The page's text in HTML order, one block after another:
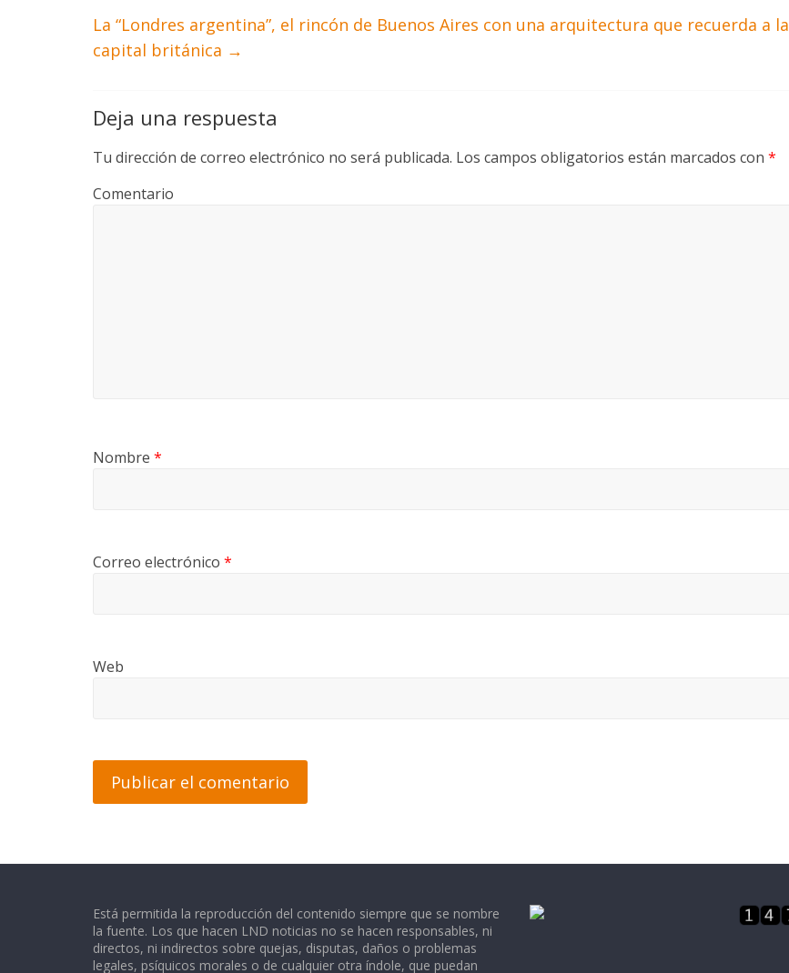
La “Londres argentina”, el rincón de Buenos Aires con una arquitectura que recuerda a la
capital británica →
Deja una respuesta
Tu dirección de correo electrónico no será publicada. Los campos obligatorios están marcados con *
Comentario
Nombre *
Correo electrónico *
Web
Está permitida la reproducción del contenido siempre que se nombre
la fuente. Los que hacen LND noticias no se hacen responsables, ni
directos, ni indirectos sobre quejas, disputas, daños o problemas
legales, psíquicos morales o de cualquier otra índole, que puedan